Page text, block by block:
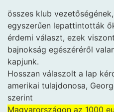
összes klub
egyszerűen lepattintották
érdemi választ, ezek
bajnokság egészéréről
kapjunk.
Hosszan válaszolt a lap
amerikai tulajdonosa,
szerint
Magyarországon az 1000